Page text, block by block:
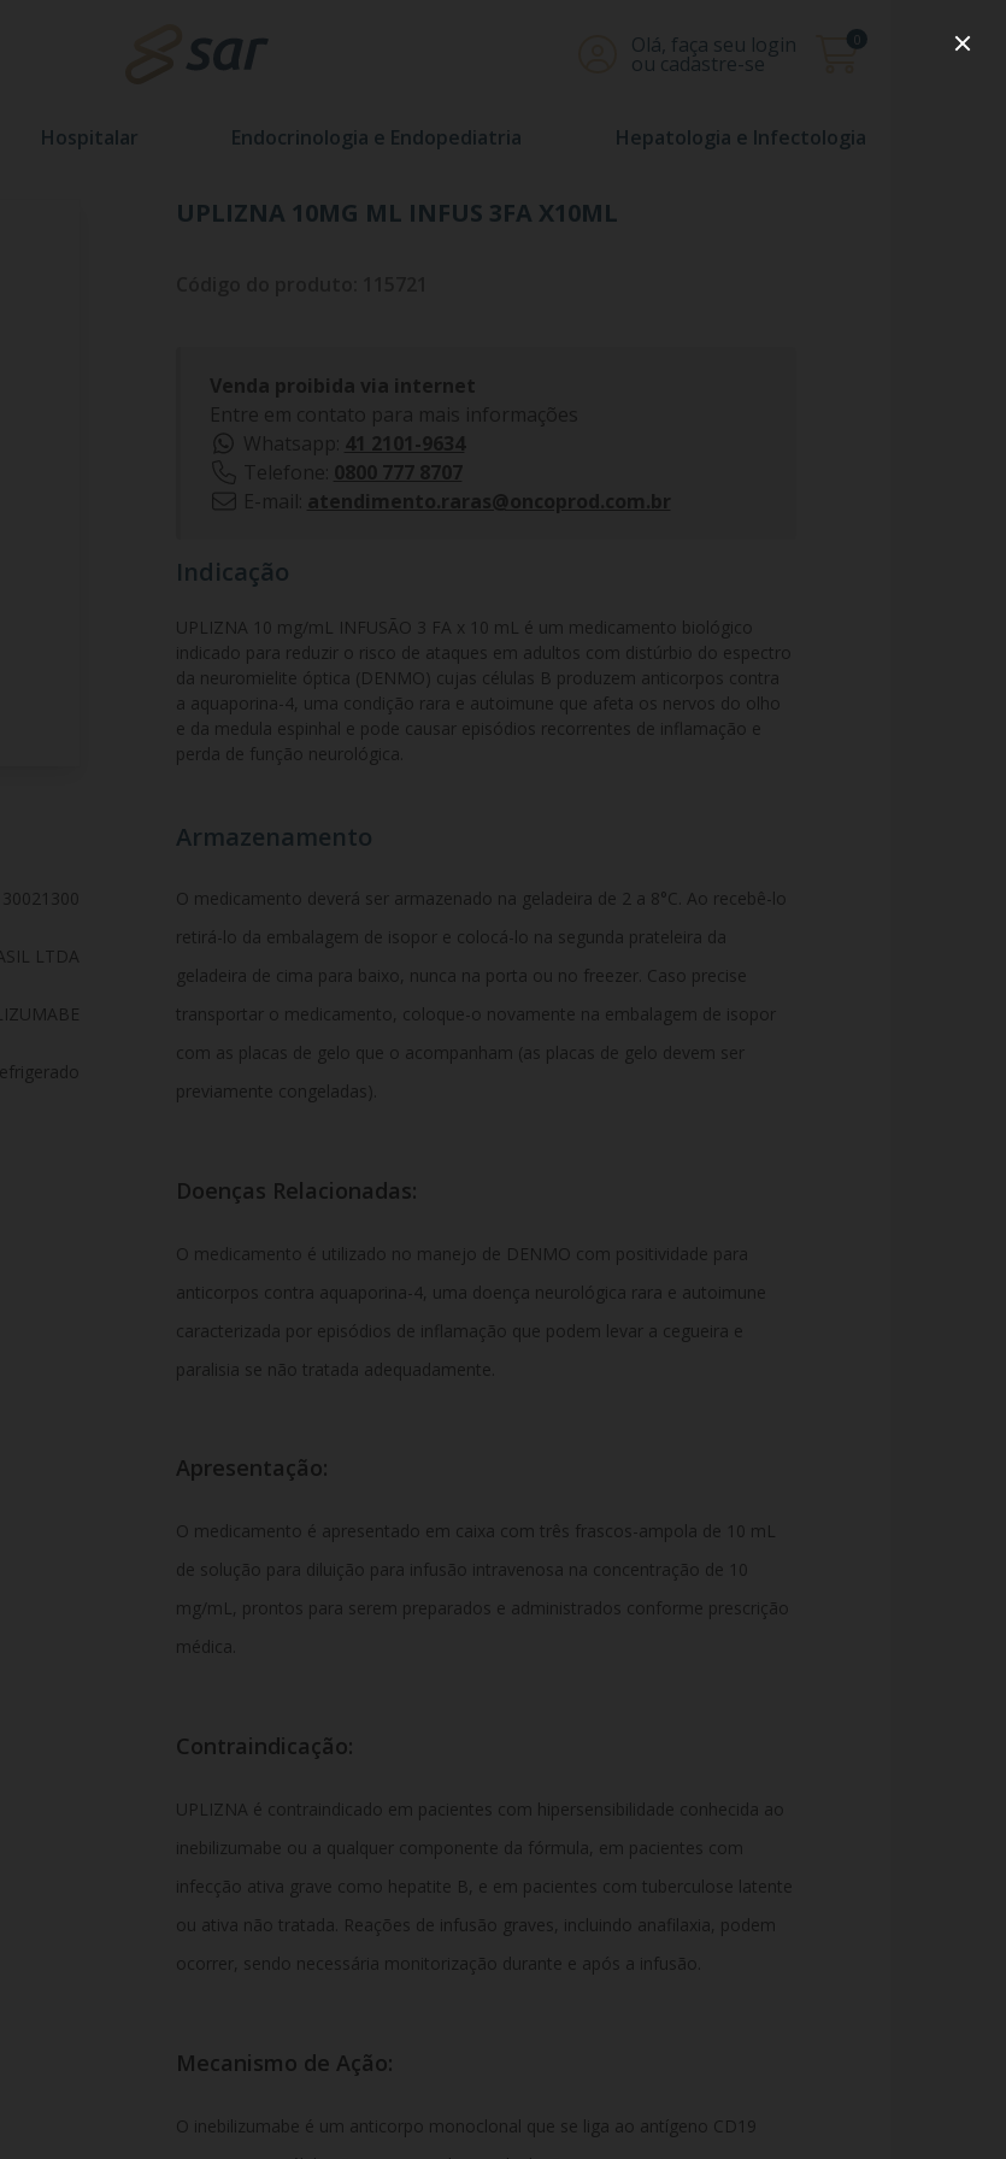
Olá, faça seu login
ou cadastre-se
0
Hospitalar Endocrinologia e Endopediatria Hepatologia e Infectologia
UPLIZNA 10MG ML INFUS 3FA X10ML
Venda proibida via internet
Entre em contato para mais informações
Whatsapp: 41 2101-9634
Telefone: 0800 777 8707
E-mail: atendimento.raras@oncoprod.com.br
Indicação
UPLIZNA 10 mg/mL INFUSÃO 3 FA x 10 mL é um medicamento biológico
indicado para reduzir o risco de ataques em adultos com distúrbio do espectro
da neuromielite óptica (DENMO) cujas células B produzem anticorpos contra
a aquaporina-4, uma condição rara e autoimune que afeta os nervos do olho
e da medula espinhal e pode causar episódios recorrentes de inflamação e
perda de função neurológica.
30021300
LTDA
Armazenamento
O medicamento deverá ser armazenado na geladeira de 2 a 8°C. Ao recebê-lo
retirá-lo da embalagem de isopor e colocá-lo na segunda prateleira da
geladeira de cima para baixo, nunca na porta ou no freezer. Caso precise
transportar o medicamento, coloque-o novamente na embalagem de isopor
com as placas de gelo que o acompanham (as placas de gelo devem ser
previamente congeladas).
Doenças Relacionadas:
O medicamento é utilizado no manejo de DENMO com positividade para
anticorpos contra aquaporina-4, uma doença neurológica rara e autoimune
caracterizada por episódios de inflamação que podem levar a cegueira e
paralisia se não tratada adequadamente.
Apresentação:
O medicamento é apresentado em caixa com três frascos-ampola de 10 mL
de solução para diluição para infusão intravenosa na concentração de 10
mg/mL, prontos para serem preparados e administrados conforme prescrição
médica.
Contraindicação:
UPLIZNA é contraindicado em pacientes com hipersensibilidade conhecida ao
inebilizumabe ou a qualquer componente da fórmula, em pacientes com
infecção ativa grave como hepatite B, e em pacientes com tuberculose latente
ou ativa não tratada. Reações de infusão graves, incluindo anafilaxia, podem
ocorrer, sendo necessária monitorização durante e após a infusão.
Mecanismo de Ação:
O inebilizumabe é um anticorpo monoclonal que se liga ao antígeno CD19